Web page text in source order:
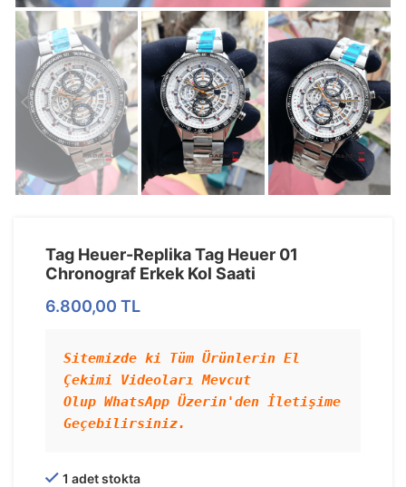
Tag Heuer-Replika Tag Heuer 01
Chronograf Erkek Kol Saati
6.800,00 TL
Sitemizde ki Tüm Ürünlerin El
Çekimi Videoları Mevcut
Olup WhatsApp Üzerin'den İletişime
1 adet stokta